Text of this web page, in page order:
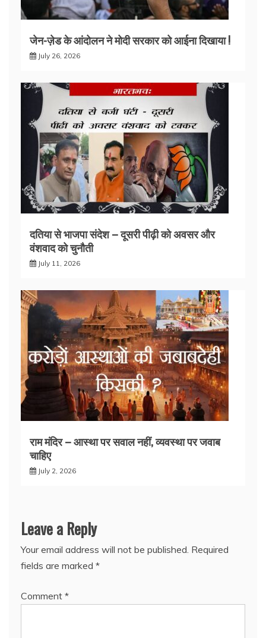
जेन-ज़ेड के आंदोलन ने मोदी सरकार को आईना दिखाया !
July 26, 2026
दतिया से भाजपा संदेश – दूसरी पीढ़ी को अवसर और
वंशवाद को चुनौती
July 11, 2026
राम मंदिर – आस्था पर सवाल नहीं, व्यवस्था पर जवाब
चाहिए
July 2, 2026
Leave a Reply
Your email address will not be published. Required
fields are marked *
Comment *